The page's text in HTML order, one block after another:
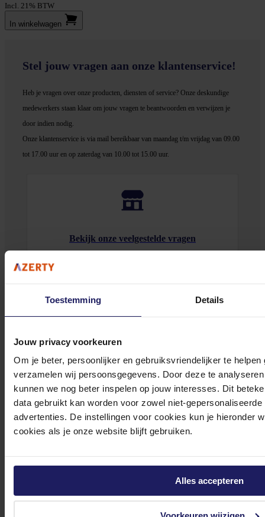
Toestemming Details
Jouw privacy voorkeuren
Om je beter, persoonlijker en gebruiksvriendelijker te
verzamelen wij persoonsgegevens. Door deze te
kunnen we nog beter inspelen op jouw interesses. Dit
data gebruikt kan worden voor zowel niet-
advertenties. De instellingen voor cookies kun je hieronder
cookies als je onze website blijft gebruiken.
Alles accepteren
Incl. 21% BTW
In winkel­wagen
Stel jouw vragen aan onze klantenservice!
Heb je vragen over onze producten, diensten of service? Onze deskundige
medewerkers staan klaar om jouw vragen te beantwoorden en verwijzen je
door indien nodig.
Onze klantenservice is via mail bereikbaar van maandag t/m vrijdag van 09.00
tot 17.00 uur en op zaterdag van 10.00 tot 15.00 uur.
Bekijk onze veelgestelde vragen
0572 328 120
Klantenservice@azerty.nl
Meld je aan